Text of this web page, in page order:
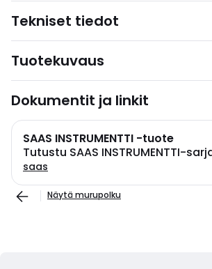
Tekniset tiedot
Tuotekuvaus
Dokumentit ja linkit
SAAS INSTRUMENTTI -tuote
Tutustu SAAS INSTRUMENTTI-
saas
Näytä murupolku